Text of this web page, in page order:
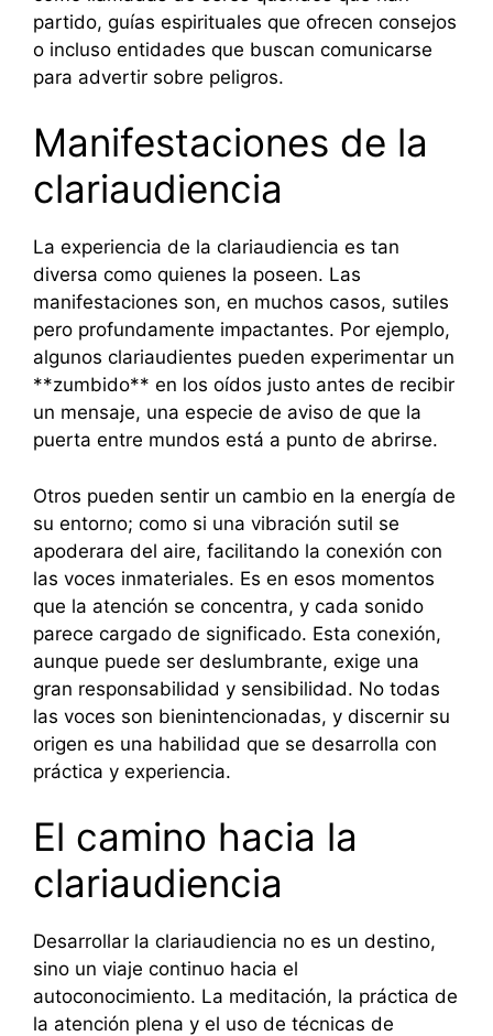
partido, guías espirituales que ofrecen consejos
o incluso entidades que buscan comunicarse
para advertir sobre peligros.
Manifestaciones de la
clariaudiencia
La experiencia de la clariaudiencia es tan
diversa como quienes la poseen. Las
manifestaciones son, en muchos casos, sutiles
pero profundamente impactantes. Por ejemplo,
algunos clariaudientes pueden experimentar un
**zumbido** en los oídos justo antes de recibir
un mensaje, una especie de aviso de que la
puerta entre mundos está a punto de abrirse.
Otros pueden sentir un cambio en la energía de
su entorno; como si una vibración sutil se
apoderara del aire, facilitando la conexión con
las voces inmateriales. Es en esos momentos
que la atención se concentra, y cada sonido
parece cargado de significado. Esta conexión,
aunque puede ser deslumbrante, exige una
gran responsabilidad y sensibilidad. No todas
las voces son bienintencionadas, y discernir su
origen es una habilidad que se desarrolla con
práctica y experiencia.
El camino hacia la
clariaudiencia
Desarrollar la clariaudiencia no es un destino,
sino un viaje continuo hacia el
autoconocimiento. La meditación, la práctica de
la atención plena y el uso de técnicas de